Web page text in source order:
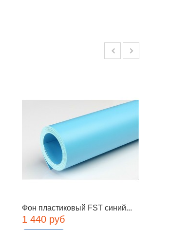
Фон пластиковый FST синий...
1 440 руб